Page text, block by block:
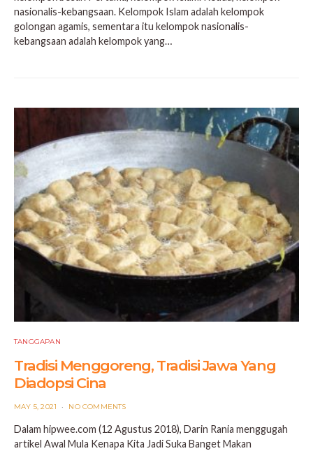
nasionalis-kebangsaan. Kelompok Islam adalah kelompok
golongan agamis, sementara itu kelompok nasionalis-
kebangsaan adalah kelompok yang…
TANGGAPAN
Tradisi Menggoreng, Tradisi Jawa Yang
Diadopsi Cina
POSTED
MAY 5, 2021 NO COMMENTS
Dalam hipwee.com (12 Agustus 2018), Darin Rania menggugah
artikel Awal Mula Kenapa Kita Jadi Suka Banget Makan